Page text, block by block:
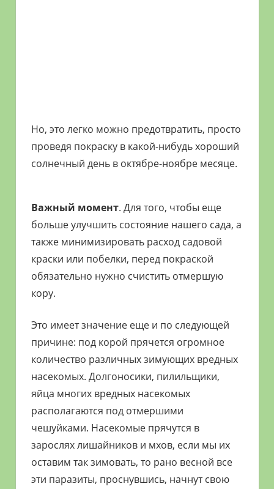
Но, это легко можно предотвратить, просто
проведя покраску в какой-нибудь хороший
солнечный день в октябре-ноябре месяце.
Важный момент. Для того, чтобы еще
больше улучшить состояние нашего сада, а
также минимизировать расход садовой
краски или побелки, перед покраской
обязательно нужно счистить отмершую
кору.
Это имеет значение еще и по следующей
причине: под корой прячется огромное
количество различных зимующих вредных
насекомых. Долгоносики, пилильщики,
яйца многих вредных насекомых
располагаются под отмершими
чешуйками. Насекомые прячутся в
зарослях лишайников и мхов, если мы их
оставим так зимовать, то рано весной все
эти паразиты, проснувшись, начнут свою